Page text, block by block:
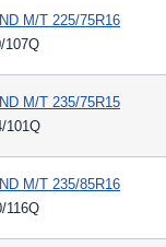
M/T 225/75R16
107Q
M/T 235/75R15
101Q
M/T 235/85R16
116Q